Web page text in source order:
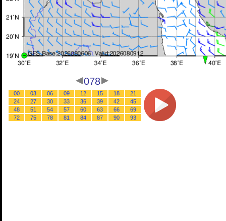
078
00 03 06 09 12 15 18
21
24
27 30 33 36 39 42
45
48
51 54 57 60 63 66
69
72
75 78 81 84 87 90 93